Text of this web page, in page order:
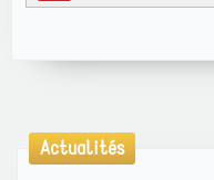
Actualités